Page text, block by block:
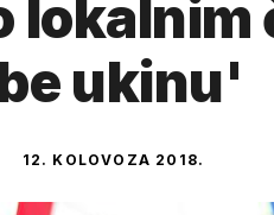
lokalnim
ukinu'
12. KOLOVOZA 2018.